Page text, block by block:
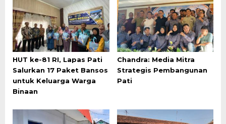
HUT ke-81 RI, Lapas Pati
Salurkan 17 Paket Bansos
untuk Keluarga Warga
Binaan
Chandra: Media Mitra
Strategis Pembangunan
Pati